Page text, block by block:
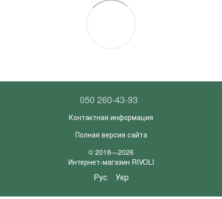
050 260-43-93
Контактная информация
Полная версия сайта
© 2018—2026
Интернет-магазин RIVOLI
Рус Укр